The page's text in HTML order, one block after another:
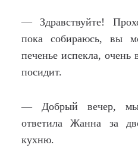
— Здравствуйте!
пока собираюсь, вы
печенье испекла,
посидит.
— Добрый вечер, мы
ответила Жанна за
кухню.